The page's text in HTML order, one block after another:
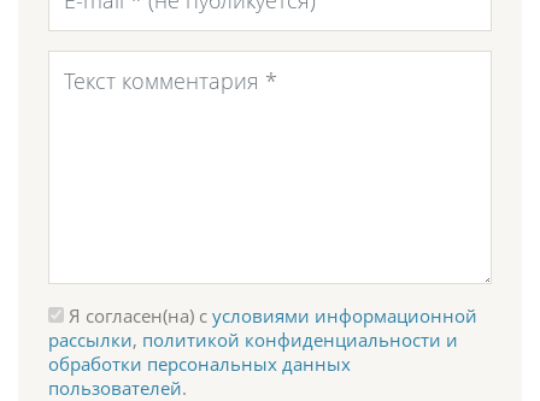
Я согласен(на) с условиями информационной
рассылки, политикой конфиденциальности и
обработки персональных данных
пользователей.